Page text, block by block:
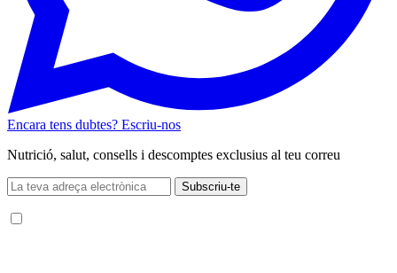
Encara tens dubtes? Escriu-nos
Nutrició, salut, consells i descomptes exclusius al teu correu
Subscriu-te